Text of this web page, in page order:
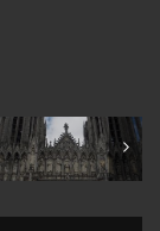
April 2009